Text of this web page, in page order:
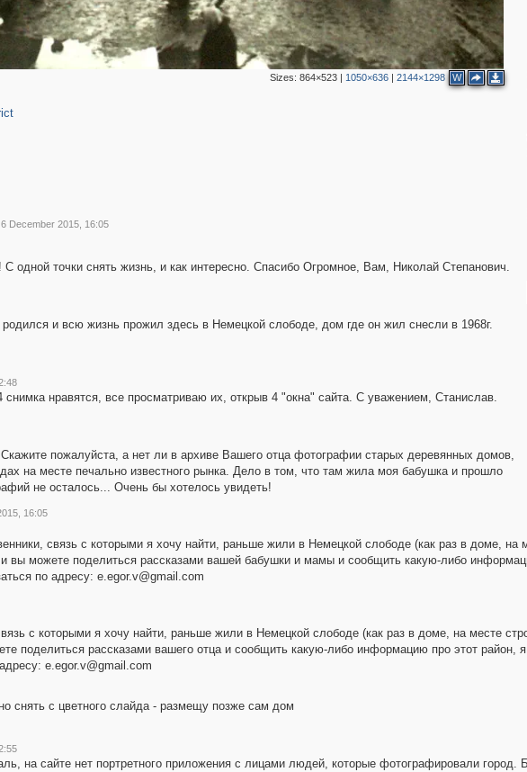
Sizes: 864×523| 1050×636| 2144×1298 W
2
December 2015, 16:05
одной точки снять жизнь, и как интересно. Спасибо Огромное, Вам, Николай Степанович.
и всю жизнь прожил здесь в Немецкой слободе, дом где он жил снесли в 1968г.
нравятся, все просматриваю их, открыв 4 "окна" сайта. С уважением, Станислав.
пожалуйста, а нет ли в архиве Вашего отца фотографии старых деревянных домов,
на месте печально известного рынка. Дело в том, что там жила моя бабушка и прошло
не осталось... Очень бы хотелось увидеть!
16:05
связь с которыми я хочу найти, раньше жили в Немецкой слободе (как раз в доме, на
вы можете поделиться рассказами вашей бабушки и мамы и сообщить какую-либо
по адресу: e.egor.v@gmail.com
с которыми я хочу найти, раньше жили в Немецкой слободе (как раз в доме, на месте
поделиться рассказами вашего отца и сообщить какую-либо информацию про этот район,
e.egor.v@gmail.com
снять с цветного слайда - размещу позже сам дом
на сайте нет портретного приложения с лицами людей, которые фотографировали город.